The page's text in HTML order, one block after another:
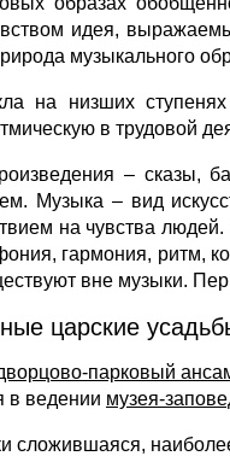
идея,
музыкального
на низших
в трудовой
– сказы,
Музыка – вид
на чувства
гармония, ритм,
вне музыки.
царские
парковый
в ведении музея-
сложившаяся,